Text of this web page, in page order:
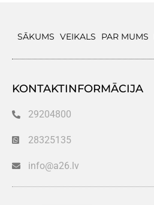
SĀKUMS VEIKALS PAR MUMS
KONTAKTINFORMĀCIJA
29204800
28325135
info@a26.lv